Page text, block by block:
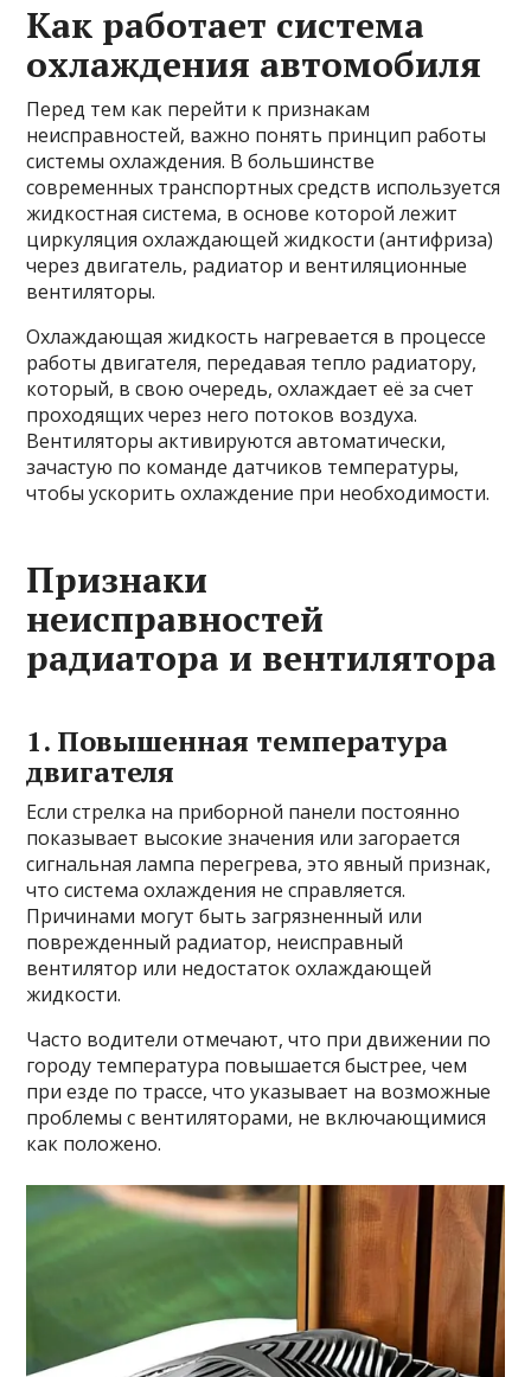
Как работает система
охлаждения автомобиля
Перед тем как перейти к признакам
неисправностей, важно понять принцип работы
системы охлаждения. В большинстве
современных транспортных средств используется
жидкостная система, в основе которой лежит
циркуляция охлаждающей жидкости (антифриза)
через двигатель, радиатор и вентиляционные
вентиляторы.
Охлаждающая жидкость нагревается в процессе
работы двигателя, передавая тепло радиатору,
который, в свою очередь, охлаждает её за счет
проходящих через него потоков воздуха.
Вентиляторы активируются автоматически,
зачастую по команде датчиков температуры,
чтобы ускорить охлаждение при необходимости.
Признаки
неисправностей
радиатора и вентилятора
1. Повышенная температура
двигателя
Если стрелка на приборной панели постоянно
показывает высокие значения или загорается
сигнальная лампа перегрева, это явный признак,
что система охлаждения не справляется.
Причинами могут быть загрязненный или
поврежденный радиатор, неисправный
вентилятор или недостаток охлаждающей
жидкости.
Часто водители отмечают, что при движении по
городу температура повышается быстрее, чем
при езде по трассе, что указывает на возможные
проблемы с вентиляторами, не включающимися
как положено.